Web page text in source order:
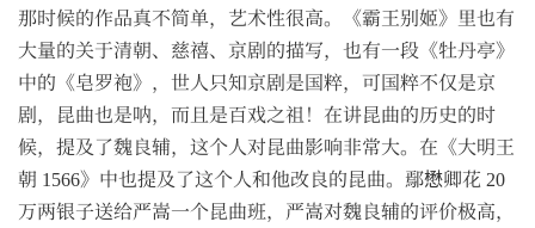
那时候的作品真不简单，艺术性很高。《霸王别姬》里也有
大量的关于清朝、慈禧、京剧的描写，也有一段《牡丹亭》
中的《皂罗袍》，世人只知京剧是国粹，可国粹不仅是京
剧，昆曲也是呐，而且是百戏之祖！在讲昆曲的历史的时
候，提及了魏良辅，这个人对昆曲影响非常大。在《大明王
朝 1566》中也提及了这个人和他改良的昆曲。鄢懋卿花 20
万两银子送给严嵩一个昆曲班，严嵩对魏良辅的评价极高，